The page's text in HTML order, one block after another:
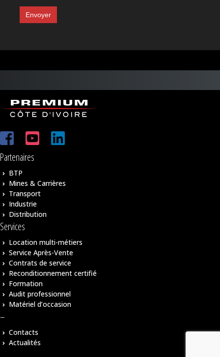
Envoyer
Partenaires
BTP
Mines & Carrières
Transport
Industrie
Distribution
Services
Location multi-métiers
Service Après-Vente
Contrats de service
Reconditionnement certifié
Formation
Audit professionnel
Matériel d’occasion
–
Contacts
Actualités